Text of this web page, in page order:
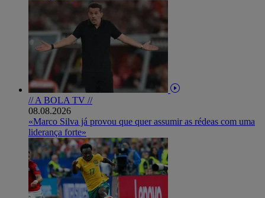
// A BOLA TV //
08.08.2026
«Marco Silva já provou que quer assumir as rédeas com uma
liderança forte»